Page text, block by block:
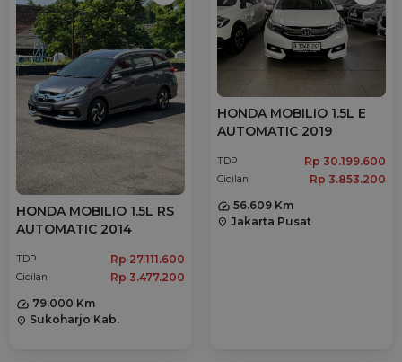
HONDA MOBILIO 1.5L RS
AUTOMATIC 2014
TDP Rp 27.111.600
Cicilan
Rp 3.477.200
79.000 Km
location_on Sukoharjo Kab.
HONDA MOBILIO 1.5L E
AUTOMATIC 2019
TDP Rp 30.199.600
Cicilan
Rp 3.853.200
56.609 Km
location_on Jakarta Pusat